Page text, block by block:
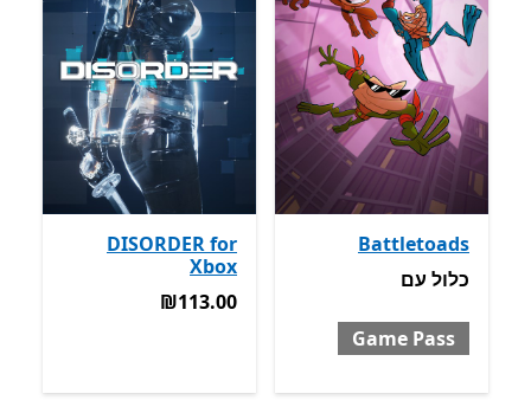
Battletoads
כלול עם Game Pass
כלול עם
Game Pass
DISORDER for
Xbox
‪₪113.00‬
‪₪113.00‬